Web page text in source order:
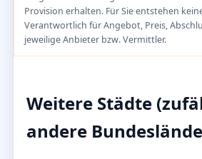
Provision erhalten. Für Sie entstehen
Verantwortlich für Angebot, Preis,
jeweilige Anbieter bzw. Vermittler.
Weitere Städte
andere